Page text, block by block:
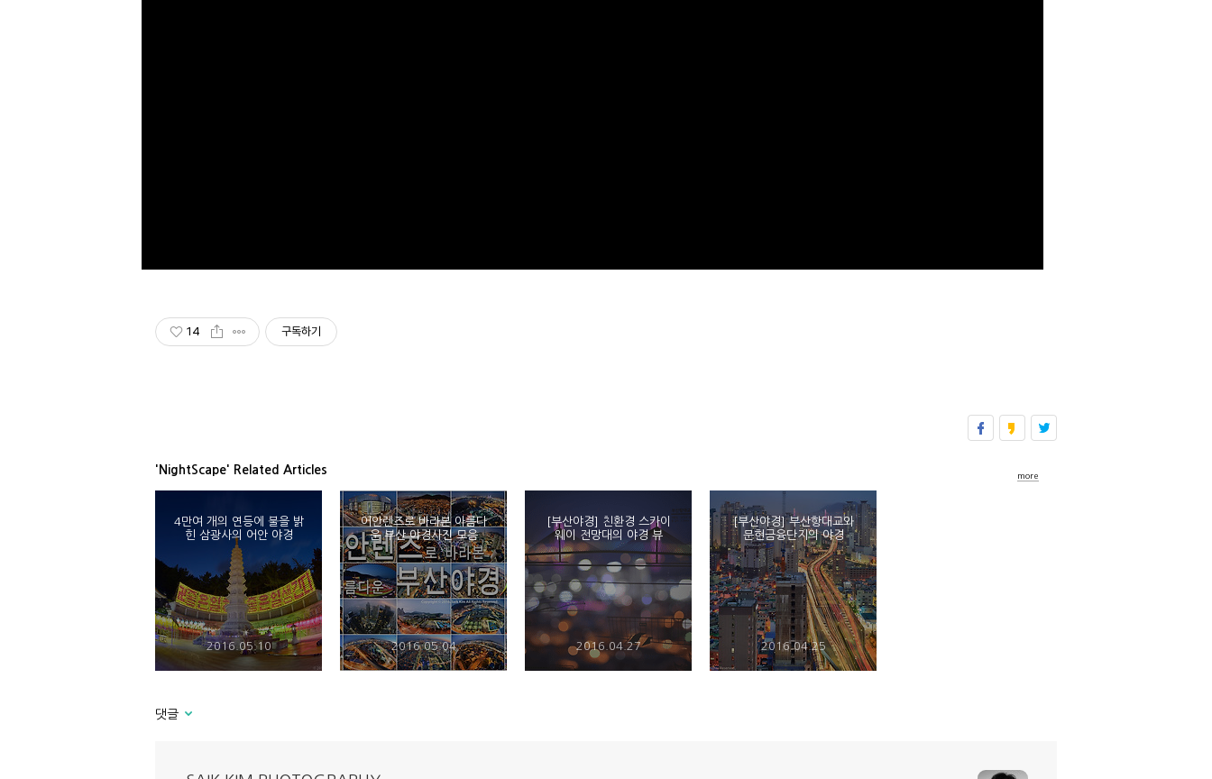
14 구독하기
'NightScape' Related Articles
4만여 개의 연등에 불을 밝
힌 삼광사의 어안 야경
2016.05.10
어안렌즈로 바라본 아름다
운 부산 야경사진 모음
2016.05.04
[부산야경] 친환경 스카이
웨이 전망대의 야경 뷰
2016.04.27
[부산야경] 부산항대교와
문현금융단지의 야경
2016.04.25
more
댓글